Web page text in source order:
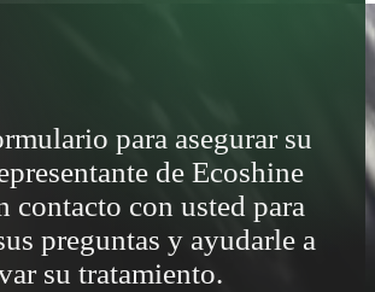
para asegurar su
de Ecoshine
contacto con usted para
preguntas y ayudarle a
su tratamiento.